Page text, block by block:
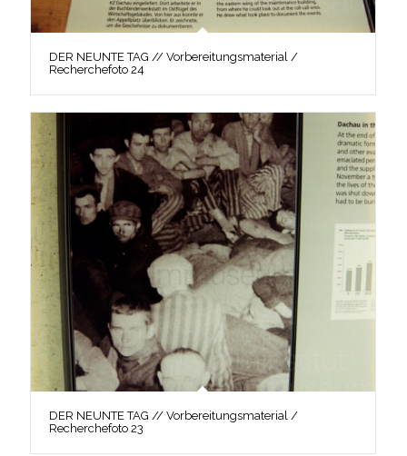
DER NEUNTE TAG // Vorbereitungsmaterial /
Recherchefoto 24
DER NEUNTE TAG // Vorbereitungsmaterial /
Recherchefoto 23